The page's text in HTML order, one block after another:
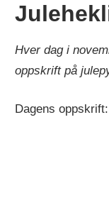
Hver dag i
oppskrift på
Dagens